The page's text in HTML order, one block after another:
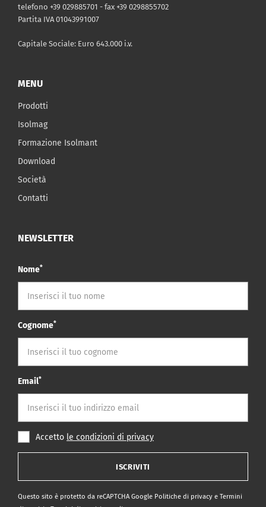
telefono +39 029885701 - fax +39 0298855702
Partita IVA 01043991007
Capitale Sociale: Euro 643.000 i.v.
MENU
Prodotti
Isolmag
Formazione Isolmant
Download
Società
Contatti
NEWSLETTER
Nome*
Cognome*
Email*
Accetto le condizioni di privacy
ISCRIVITI
Questo sito è protetto da reCAPTCHA Google Politiche di privacy e Termini